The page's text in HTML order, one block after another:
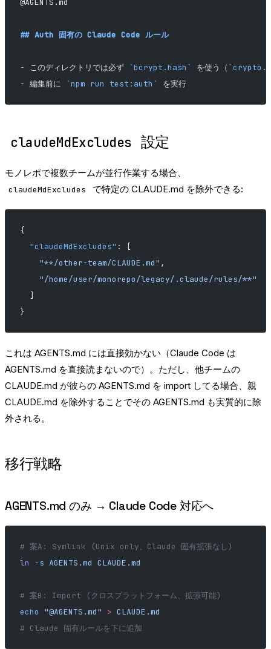
## Auth 固有の Claude Code ルール
- このディレクトリでは必ず `bcrypt.hash` を使う（
- 編集前に `npm run test:auth` を実行
claudeMdExcludes 設定
モノレポで複数チームが並行作業する場合、
claudeMdExcludes で特定の CLAUDE.md を除外できる:
{
  "claudeMdExcludes"
: [
    "**/other-team/CLAUDE.md"
,
    "/home/user/monorepo/legacy/.claude/rules/**"
  ]
}
これは AGENTS.md には直接効かない（Claude Code は
AGENTS.md を直接読まないので）。ただし、他チームの
CLAUDE.md が彼らの AGENTS.md を import してる場合、親
CLAUDE.md を除外することでその AGENTS.md も実質的に除
外される。
移行戦略
AGENTS.md のみ → Claude Code 対応へ
# 案A: Symlink (Unix only、Claude 固有拡張なし)
ln
-s AGENTS.md CLAUDE.md
# 案B: Import (クロスプラットフォーム、拡張可能)
echo
"@AGENTS.md" > CLAUDE.md
# Claude 固有ルールを下に追加